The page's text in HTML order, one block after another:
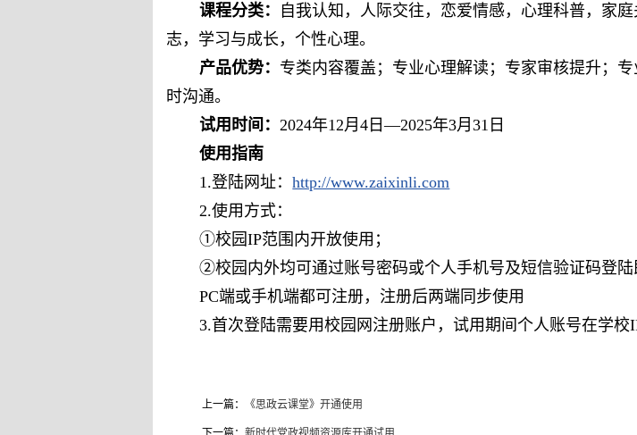
课程分类：
自我认知，人际交往，恋爱情感，心理科普，家
志，学习与成长，个性心理。
产品优势： 专类内容覆盖；专业心理解读；专家审核提升；
时沟通。
试用时间：2024年12月4日—2025年3月31日
使用指南
1.登陆网址：http://www.zaixinli.com
2.使用方式：
①校园IP范围内开放使用；
②校园内外均可通过账号密码或个人手机号及短信验证码登陆
PC端或手机端都可注册，注册后两端同步使用
3.首次登陆需要用校园网注册账户，试用期间个人账号在学校
上一篇： 《思政云课堂》开通使用